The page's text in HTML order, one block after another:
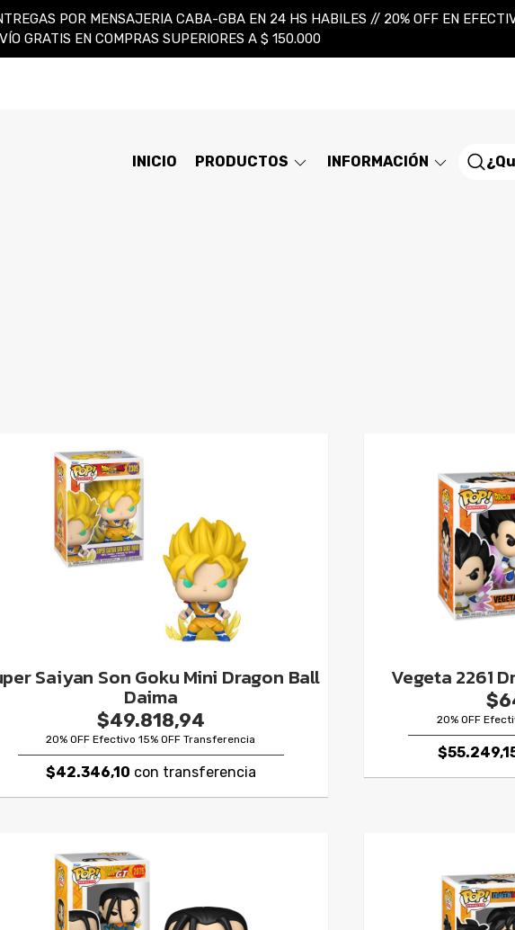
POR MENSAJERIA CABA-GBA EN 24 HS HABILES // 20% OFF EN
GRATIS EN COMPRAS SUPERIORES A $ 150.000
INICIO PRODUCTOS INFORMACIÓN
Saiyan Son Goku Mini Dragon Ball
Daima
$49.818,94
20% OFF Efectivo 15% OFF Transferencia
$42.346,10 con transferencia
Vegeta 2261
20% OFF